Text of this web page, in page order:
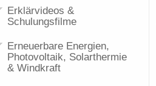
Erklärvideos &
Schulungsfilme
Erneuerbare Energien,
Photovoltaik, Solarthermie
& Windkraft